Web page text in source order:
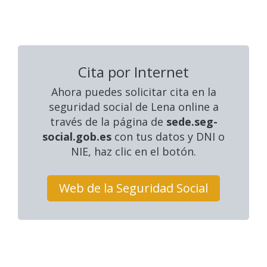
Cita por Internet
Ahora puedes solicitar cita en la
seguridad social de Lena online a
través de la página de sede.seg-
social.gob.es con tus datos y DNI o
NIE, haz clic en el botón.
Web de la Seguridad Social